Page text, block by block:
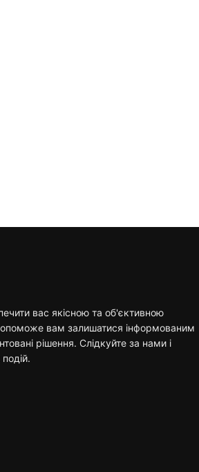
вас якісною та об'єктивною
вам залишатися інформованим
рішення. Слідкуйте за нами і